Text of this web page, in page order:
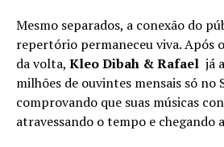
Mesmo separados, a conexão do
repertório permaneceu viva. Após
da volta, Kleo Dibah & Rafael já
milhões de ouvintes mensais só no
comprovando que suas músicas
atravessando o tempo e chegando